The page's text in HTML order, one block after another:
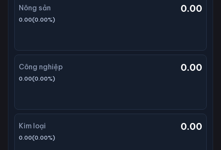
Nông sản 0.00
0.00(0.00%)
Công nghiệp 0.00
0.00(0.00%)
Kim loại 0.00
0.00(0.00%)